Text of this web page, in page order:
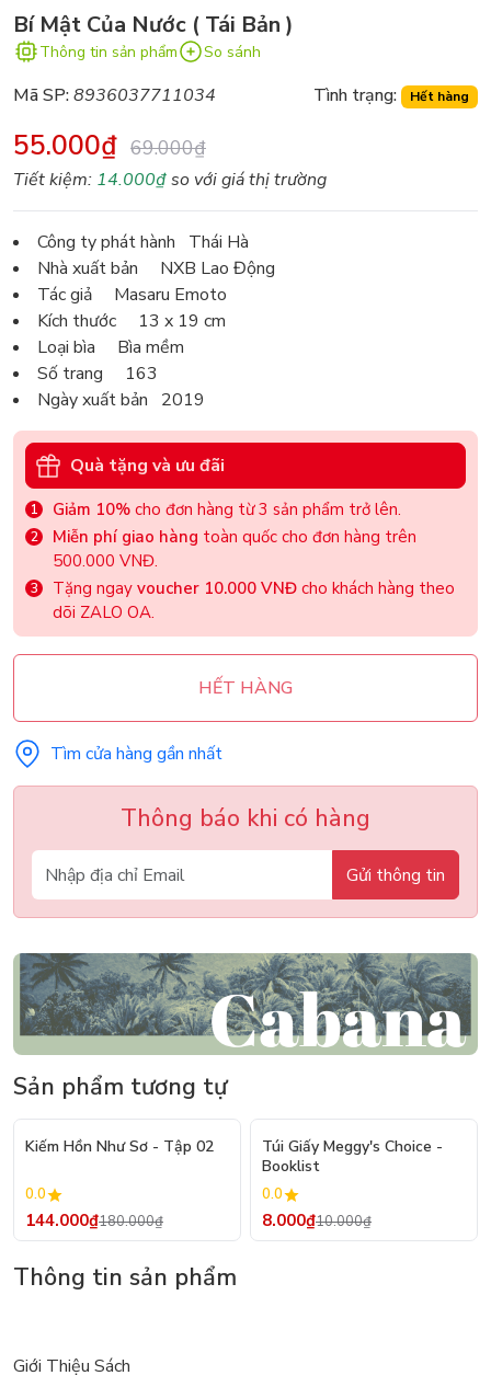
Bí Mật Của Nước ( Tái Bản )
Thông tin sản phẩm So sánh
Mã SP:8936037711034 Tình trạng: Hết hàng
55.000₫ 69.000₫
Tiết kiệm: 14.000₫so với giá thị trường
Công ty phát hành Thái Hà
Nhà xuất bản NXB Lao Động
Tác giả Masaru Emoto
Kích thước 13 x 19 cm
Loại bìa Bìa mềm
Số trang 163
Ngày xuất bản 2019
Quà tặng và ưu đãi
Giảm 10% cho đơn hàng từ 3 sản phẩm trở lên.
Miễn phí giao hàng toàn quốc cho đơn hàng trên
500.000 VNĐ.
Tặng ngay voucher 10.000 VNĐ cho khách hàng theo
dõi ZALO OA.
HẾT HÀNG
Tìm cửa hàng gần nhất
Thông báo khi có hàng
Gửi thông tin
Sản phẩm tương tự
- 20%
Kiếm Hồn Như Sơ - Tập 02
0.0
144.000₫180.000₫
Túi Giấy Meggy's Choice -
Booklist
0.0
8.000₫10.000₫
Thông tin sản phẩm
Giới Thiệu Sách